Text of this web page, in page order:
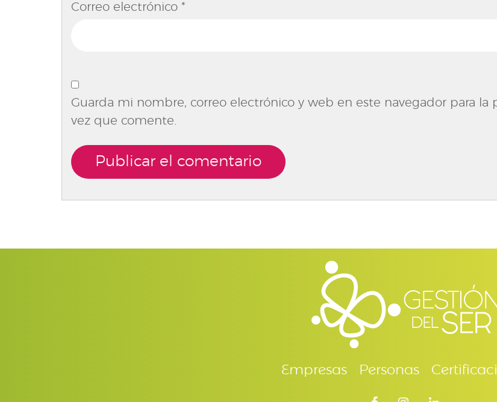
Correo electrónico *
Guarda mi nombre, correo electrónico y web en este navegador para la
vez que comente.
Empresas Personas